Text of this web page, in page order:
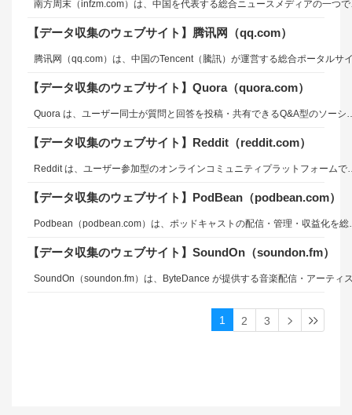
【データ収集のウェブサイト】腾讯网（qq.com）
【データ収集のウェブサイト】Quora（quora.com）
【データ収集のウェブサイト】Reddit（reddit.com）
【データ収集のウェブサイト】PodBean（podbean.com）
【データ収集のウェブサイト】SoundOn（soundon.fm）
1 2 3